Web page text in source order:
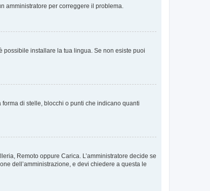
amministratore per correggere il problema.
possibile installare la tua lingua. Se non esiste puoi
di stelle, blocchi o punti che indicano quanti
Remoto oppure Carica. L’amministratore decide se
dell’amministrazione, e devi chiedere a questa le